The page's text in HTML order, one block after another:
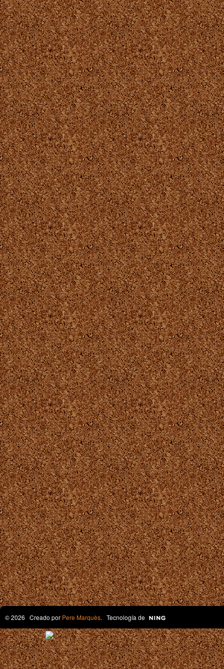
© 2026 Creado por Pere Marquès. Tecnología de